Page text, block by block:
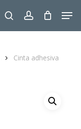
searchaccount
Cinta adhesiva